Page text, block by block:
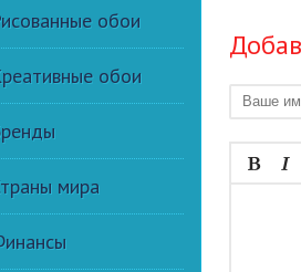
обои
обои
мира